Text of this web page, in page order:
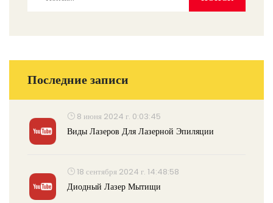
Последние записи
8 июня 2024 г. 0:03:45
Виды Лазеров Для Лазерной Эпиляции
18 сентября 2024 г. 14:48:58
Диодный Лазер Мытищи